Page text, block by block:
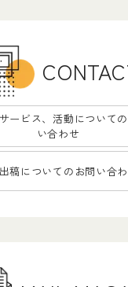
ービス、 活動について
い合わせ
稿についての お問い合